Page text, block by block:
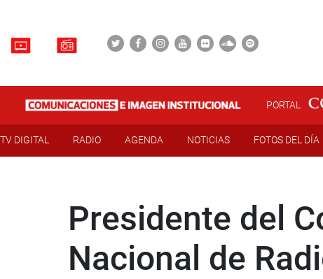
PORTAL
TV DIGITAL RADIO AGENDA NOTICIAS FOTOS DEL DÍA
Presidente del
Nacional de